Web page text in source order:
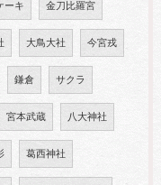
ーキ 金刀比羅宮
大鳥大社 今宮戎
鎌倉 サクラ
宮本武蔵 八大神社
葛西神社